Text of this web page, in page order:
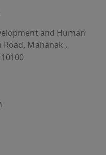
and Human
Road, Mahanak ,